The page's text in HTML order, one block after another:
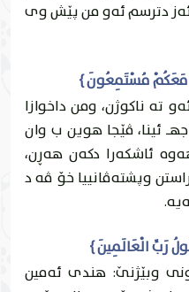
دترسم ئه‌و من پێش وى
ته‌ ناكوژن، ومن داخوازا
ئينا، ڤێجا هوين ب وان
ئاشكه‌را دكه‌ن هه‌ڕن،
وپشته‌ڤانییا خۆ ڤه‌ د
وبێژنێ: هندى ئه‌مين